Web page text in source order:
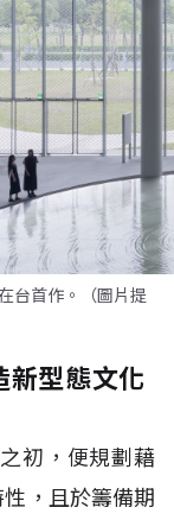
台首作。（圖片提
新型態文化
初，便規劃藉
，且於籌備期